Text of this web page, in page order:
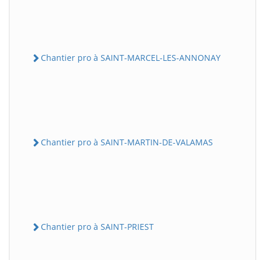
Chantier pro à SAINT-MARCEL-LES-ANNONAY
Chantier pro à SAINT-MARTIN-DE-VALAMAS
Chantier pro à SAINT-PRIEST